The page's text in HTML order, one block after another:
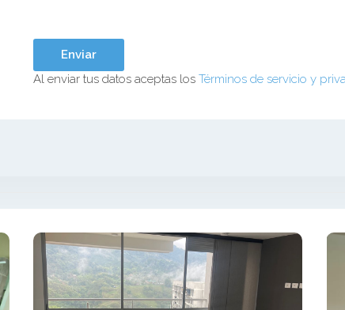
Al enviar tus datos aceptas los Términos de servicio y